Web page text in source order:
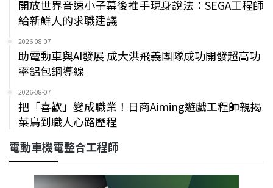
開放世界音速小子幕後推手現身說法：SEGA工程師
給新鮮人的求職建議
2026-08-07
助電動車與AI發展 成大洪飛義團隊成功開發超高功
率鋁包銅導線
2026-08-07
把「喜歡」變成職業！日商Aiming遊戲工程師親揭
菜鳥到職人心路歷程
電動車機電整合工程師